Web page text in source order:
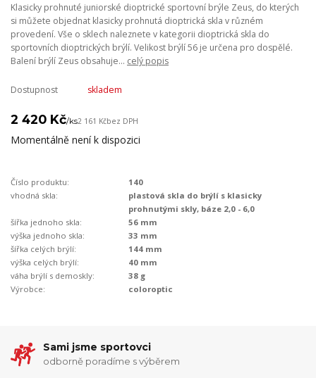
Klasicky prohnuté juniorské dioptrické sportovní brýle Zeus, do kterých
si můžete objednat klasicky prohnutá dioptrická skla v různém
provedení. Vše o sklech naleznete v kategorii dioptrická skla do
sportovních dioptrických brýlí. Velikost brýlí 56 je určena pro dospělé.
Balení brýlí Zeus obsahuje... celý popis
Dostupnost skladem
2 420 Kč/ks2 161 Kčbez DPH
Momentálně není k dispozici
Číslo produktu:
140
vhodná skla:
plastová skla do brýlí s klasicky
prohnutými skly, báze 2,0 - 6,0
šířka jednoho skla:
56 mm
výška jednoho skla:
33 mm
šířka celých brýlí:
144 mm
výška celých brýlí:
40 mm
váha brýlí s demoskly:
38 g
Výrobce:
coloroptic
Sami jsme sportovci
odborně poradíme s výběrem